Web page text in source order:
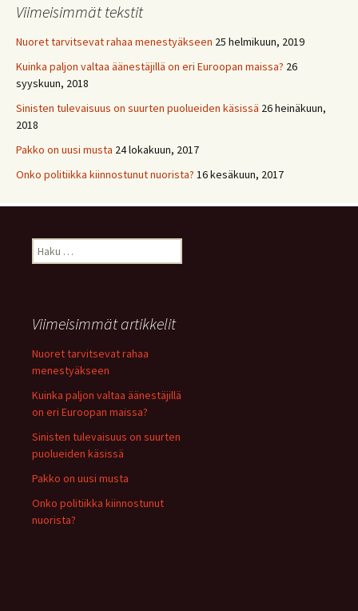
Viimeisimmät tekstit
Nuoret tarvitsevat rahaa menestyäkseen 25 helmikuun, 2019
Kuinka paljon valtaa äänestäjillä on eri Euroopan maissa? 26
syyskuun, 2018
Sinisten tulevaisuus on suurten puolueiden käsissä 26 heinäkuun,
2018
Pakko on uusi musta 24 lokakuun, 2017
Onko politiikka kiinnostunut nuorista? 16 kesäkuun, 2017
Haku:
Viimeisimmät artikkelit
Nuoret tarvitsevat rahaa
menestyäkseen
Kuinka paljon valtaa äänestäjillä
on eri Euroopan maissa?
Sinisten tulevaisuus on suurten
puolueiden käsissä
Pakko on uusi musta
Onko politiikka kiinnostunut
nuorista?